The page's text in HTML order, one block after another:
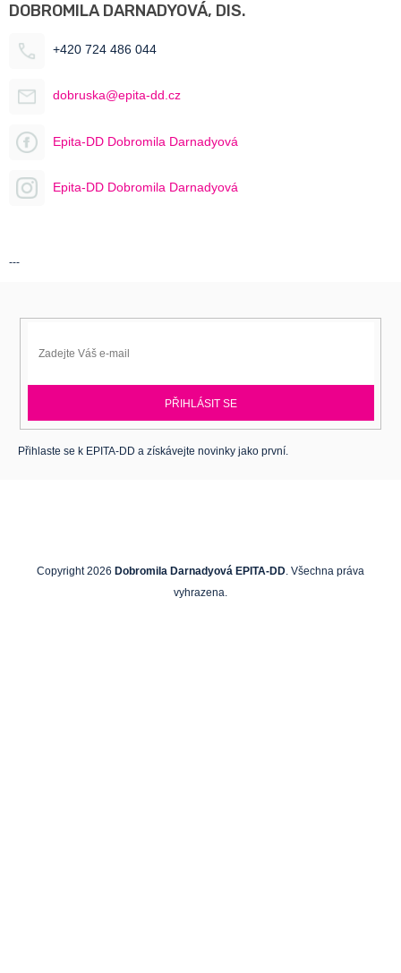
DOBROMILA DARNADYOVÁ, DIS.
+420 724 486 044
dobruska@epita-dd.cz
Epita-DD Dobromila Darnadyová
Epita-DD Dobromila Darnadyová
---
PŘIHLÁSIT SE
Přihlaste se k EPITA-DD a získávejte novinky jako první.
Copyright 2026 Dobromila Darnadyová EPITA-DD. Všechna práva
vyhrazena.